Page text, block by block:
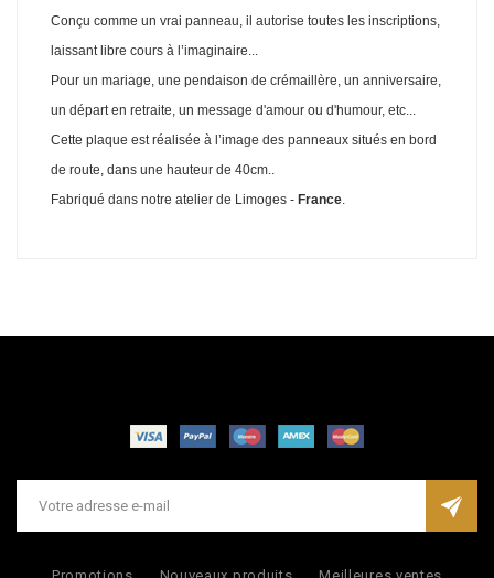
Conçu comme un vrai panneau, il autorise toutes les inscriptions,
laissant libre cours à l’imaginaire...
Pour un mariage, une pendaison de crémaillère, un anniversaire,
un départ en retraite, un message d'amour ou d'humour, etc...
Cette plaque est réalisée à l’image des panneaux situés en bord
de route, dans une hauteur de 40cm..
Fabriqué dans notre atelier de Limoges - France.